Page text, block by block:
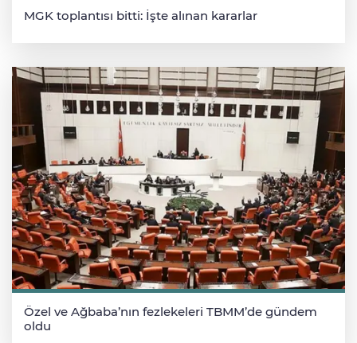
MGK toplantısı bitti: İşte alınan kararlar
Özel ve Ağbaba’nın fezlekeleri TBMM’de gündem
oldu